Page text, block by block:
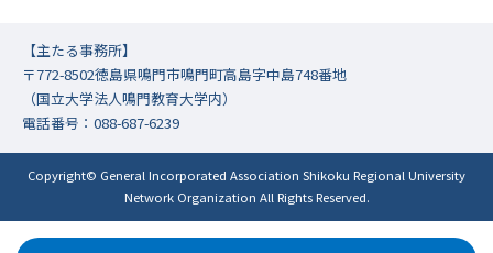
【主たる事務所】
〒772-8502徳島県鳴門市鳴門町高島字中島748番地
（国立大学法人鳴門教育大学内）
電話番号：088-687-6239
Copyright© General Incorporated Association Shikoku Regional University
Network Organization All Rights Reserved.